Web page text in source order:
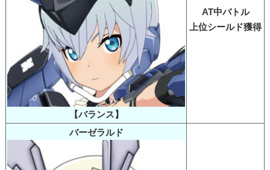
【バランス】
AT中バトル
上位シールド獲得
バーゼラルド